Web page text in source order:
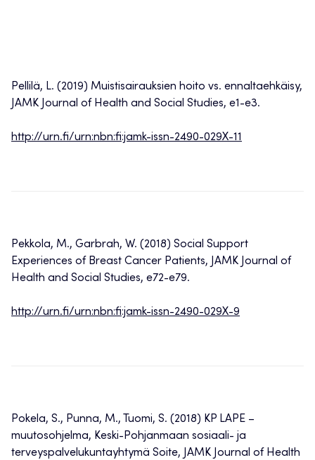
Pellilä, L. (2019) Muistisairauksien hoito vs. ennaltaehkäisy,
JAMK Journal of Health and Social Studies, e1-e3.
http://urn.fi/urn:nbn:fi:jamk-issn-2490-029X-11
Pekkola, M., Garbrah, W. (2018) Social Support
Experiences of Breast Cancer Patients, JAMK Journal of
Health and Social Studies, e72-e79.
http://urn.fi/urn:nbn:fi:jamk-issn-2490-029X-9
Pokela, S., Punna, M., Tuomi, S. (2018) KP LAPE –
muutosohjelma, Keski-Pohjanmaan sosiaali- ja
terveyspalvelukuntayhtymä Soite, JAMK Journal of Health